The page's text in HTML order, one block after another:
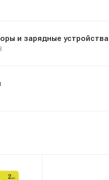
и зарядные устройства